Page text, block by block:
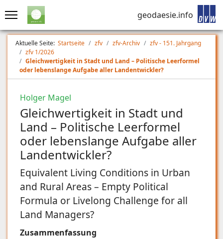
geodaesie.info
Aktuelle Seite: Startseite zfv zfv-Archiv
zfv - 151. Jahrgang
zfv 1/2026
Gleichwertigkeit in Stadt und Land – Politische Leerformel
oder lebenslange Aufgabe aller Landentwickler?
Holger Magel
Gleichwertigkeit in Stadt und
Land – Politische Leerformel
oder lebenslange Aufgabe aller
Landentwickler?
Equivalent Living Conditions in Urban
and Rural Areas – Empty Political
Formula or Livelong Challenge for all
Land Managers?
Zusammenfassung